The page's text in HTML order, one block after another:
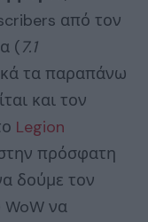
από τον
(7.1
τα παραπάνω
και τον
Legion
πρόσφατη
δούμε τον
να